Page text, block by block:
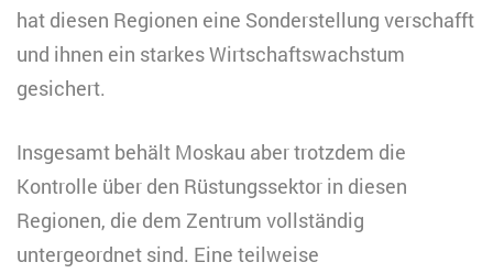
hat diesen Regionen eine Sonderstellung verschafft
und ihnen ein starkes Wirtschaftswachstum
gesichert.
Insgesamt behält Moskau aber trotzdem die
Kontrolle über den Rüstungssektor in diesen
Regionen, die dem Zentrum vollständig
untergeordnet sind. Eine teilweise